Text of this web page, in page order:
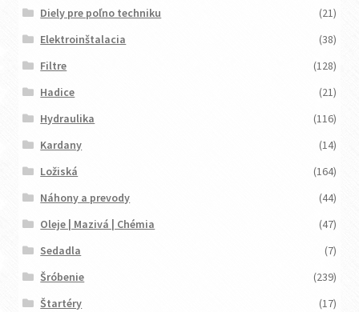
Diely pre poľno techniku
(21)
Elektroinštalacia
(38)
Filtre
(128)
Hadice
(21)
Hydraulika
(116)
Kardany
(14)
Ložiská
(164)
Náhony a prevody
(44)
Oleje | Mazivá | Chémia
(47)
Sedadla
(7)
Šróbenie
(239)
Štartéry
(17)